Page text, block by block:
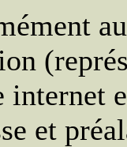
internet
et